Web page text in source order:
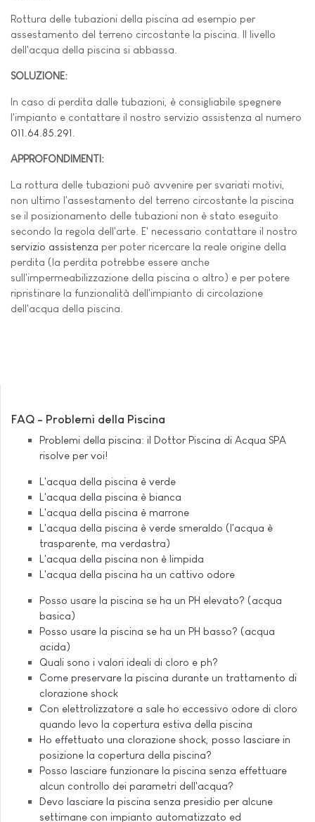
Rottura delle tubazioni della piscina ad esempio per
assestamento del terreno circostante la piscina. Il livello
dell'acqua della piscina si abbassa.
SOLUZIONE:
In caso di perdita dalle tubazioni, è consigliabile spegnere
l'impianto e contattare il nostro servizio assistenza al numero
011.64.85.291
APPROFONDIMENTI:
La rottura delle tubazioni può avvenire per svariati motivi,
non ultimo l'assestamento del terreno circostante la piscina
se il posizionamento delle tubazioni non è stato eseguito
secondo la regola dell'arte. E' necessario contattare il nostro
servizio assistenza per poter ricercare la reale origine della
perdita (la perdita potrebbe essere anche
sull'impermeabilizzazione della piscina o altro) e per potere
ripristinare la funzionalità dell'impianto di circolazione
dell'acqua della piscina.
FAQ - Problemi della Piscina
Problemi della piscina: il Dottor Piscina di Acqua SPA
risolve per voi!
L'acqua della piscina è verde
L'acqua della piscina è bianca
L'acqua della piscina è marrone
L'acqua della piscina è verde smeraldo (l'acqua è
trasparente, ma verdastra)
L'acqua della piscina non è limpida
L'acqua della piscina ha un cattivo odore
Posso usare la piscina se ha un PH elevato? (acqua
basica)
Posso usare la piscina se ha un PH basso? (acqua
acida)
Quali sono i valori ideali di cloro e ph?
Come preservare la piscina durante un trattamento di
clorazione shock
Con elettrolizzatore a sale ho eccessivo odore di cloro
quando levo la copertura estiva della piscina
Ho effettuato una clorazione shock, posso lasciare in
posizione la copertura della piscina?
Posso lasciare funzionare la piscina senza effettuare
alcun controllo dei parametri dell'acqua?
Devo lasciare la piscina senza presidio per alcune
settimane con impianto automatizzato ed